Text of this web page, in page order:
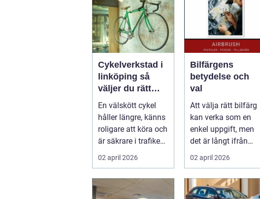
Cykelverkstad i
linköping så
väljer du rätt
service för din
cykel
En välskött cykel
håller längre, känns
roligare att köra och
är säkrare i trafiken.
För många som cy...
02 april 2026
Bilfärgens
betydelse och
val
Att välja rätt bilfärg
kan verka som en
enkel uppgift, men
det är långt ifrån
bara ett estetiskt
bes...
02 april 2026